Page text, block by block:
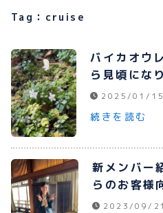
ブログ
よくある質問
プライバシーポリシー
お問い合わせ
Tag：cruise
バイカオウ
ら見頃にな
2025/01/15
続きを読む
新メンバー
らのお客様
2023/09/21